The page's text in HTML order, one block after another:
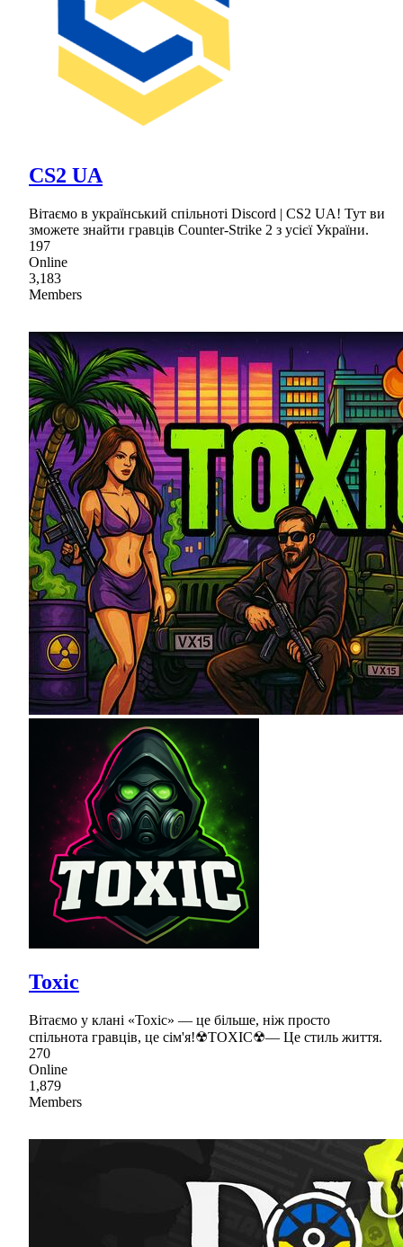
CS2 UA
Вiтаємо в український спiльнотi Discord | CS2 UA! Тут ви
зможете знайти гравцiв Counter-Strike 2 з усієї України.
197
Online
3,183
Members
Toxic
Вітаємо у клані «Toxic» — це більше, ніж просто
спільнота гравців, це сім'я!☢TOXIC☢— Це стиль життя.
270
Online
1,879
Members